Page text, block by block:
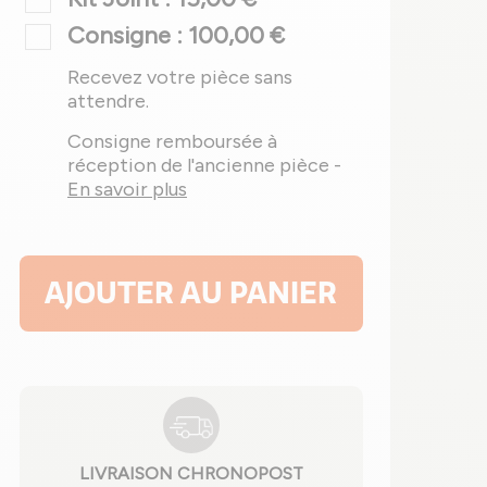
Consigne : 100,00 €
Recevez votre pièce sans
attendre.
Consigne remboursée à
réception de l'ancienne pièce -
En savoir plus
AJOUTER AU PANIER
LIVRAISON CHRONOPOST